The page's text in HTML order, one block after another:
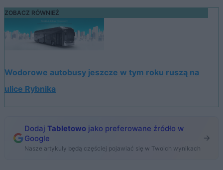
ZOBACZ RÓWNIEŻ
Wodorowe autobusy jeszcze w tym roku ruszą na
ulice Rybnika
Dodaj Tabletowo jako preferowane źródło w
Google
Nasze artykuły będą częściej pojawiać się w Twoich wynikach